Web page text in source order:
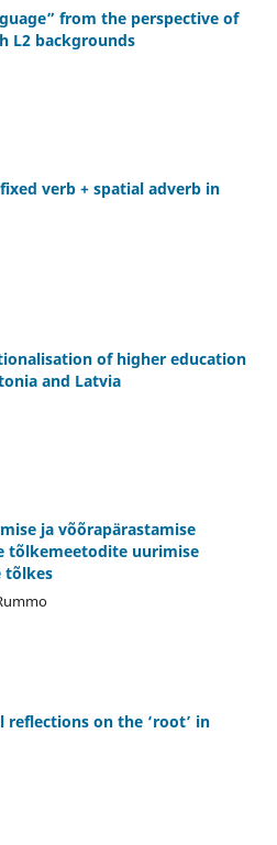
from the perspective of
L2 backgrounds
verb + spatial adverb in
of higher education
and Latvia
ja võõrapärastamise
tõlkemeetodite uurimise
tõlkes
on the ‘root’ in